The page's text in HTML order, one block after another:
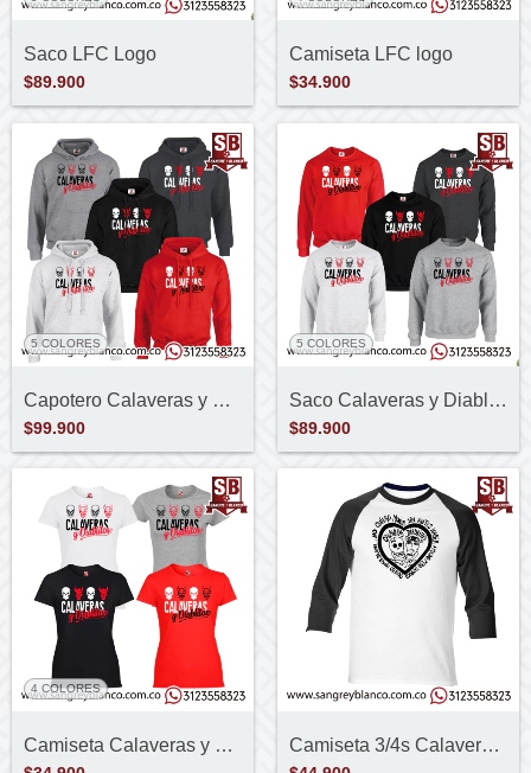
Saco LFC Logo
$89.900
Camiseta LFC logo
$34.900
5 COLORES
Capotero Calaveras y Diablitos
$99.900
5 COLORES
Saco Calaveras y Diablitos
$89.900
4 COLORES
Camiseta Calaveras y Diablitos Camiseta 3/4s Calaveras y Diablitos